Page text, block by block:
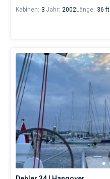
Kabinen: 3 Jahr: 2002Länge: 36 ft